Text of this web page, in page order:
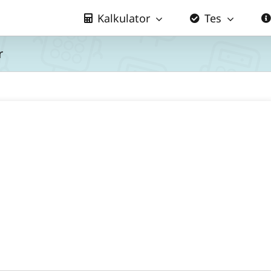
Kalkulator Tes